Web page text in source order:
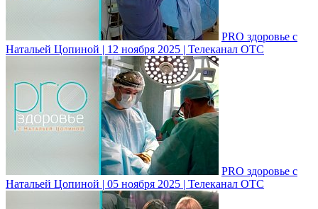
PRO здоровье с
Натальей Цопиной | 12 ноября 2025 | Телеканал ОТС
PRO здоровье с
Натальей Цопиной | 05 ноября 2025 | Телеканал ОТС